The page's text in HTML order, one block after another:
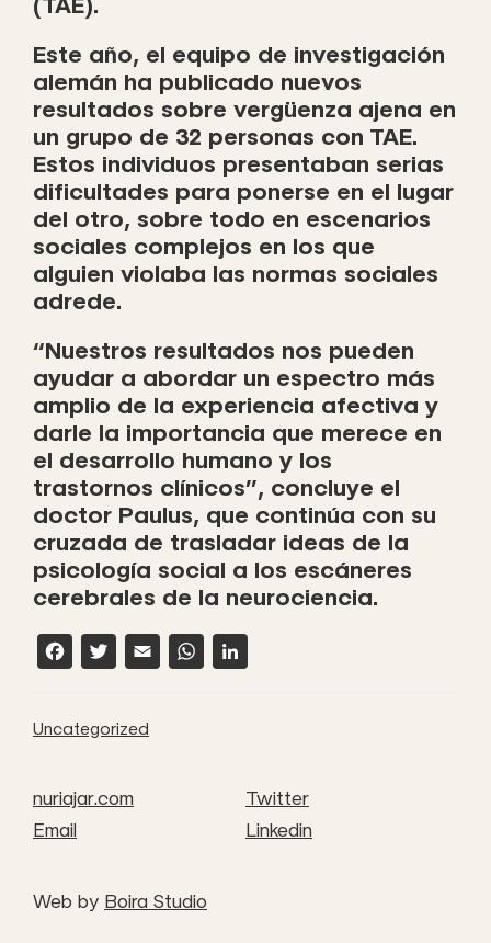
Este año, el equipo de investigación
alemán ha publicado nuevos
resultados sobre vergüenza ajena en
un grupo de 32 personas con TAE.
Estos individuos presentaban serias
dificultades para ponerse en el lugar
del otro, sobre todo en escenarios
sociales complejos en los que
alguien violaba las normas sociales
adrede.
“Nuestros resultados nos pueden
ayudar a abordar un espectro más
amplio de la experiencia afectiva y
darle la importancia que merece en
el desarrollo humano y los
trastornos clínicos”, concluye el
doctor Paulus, que continúa con su
cruzada de trasladar ideas de la
psicología social a los escáneres
cerebrales de la neurociencia.
F
c
b
k
T
it
e
E
W
e
d
Uncategorized
Web by Boira Studio
nuriajar.com
Email
Twitter
Linkedin